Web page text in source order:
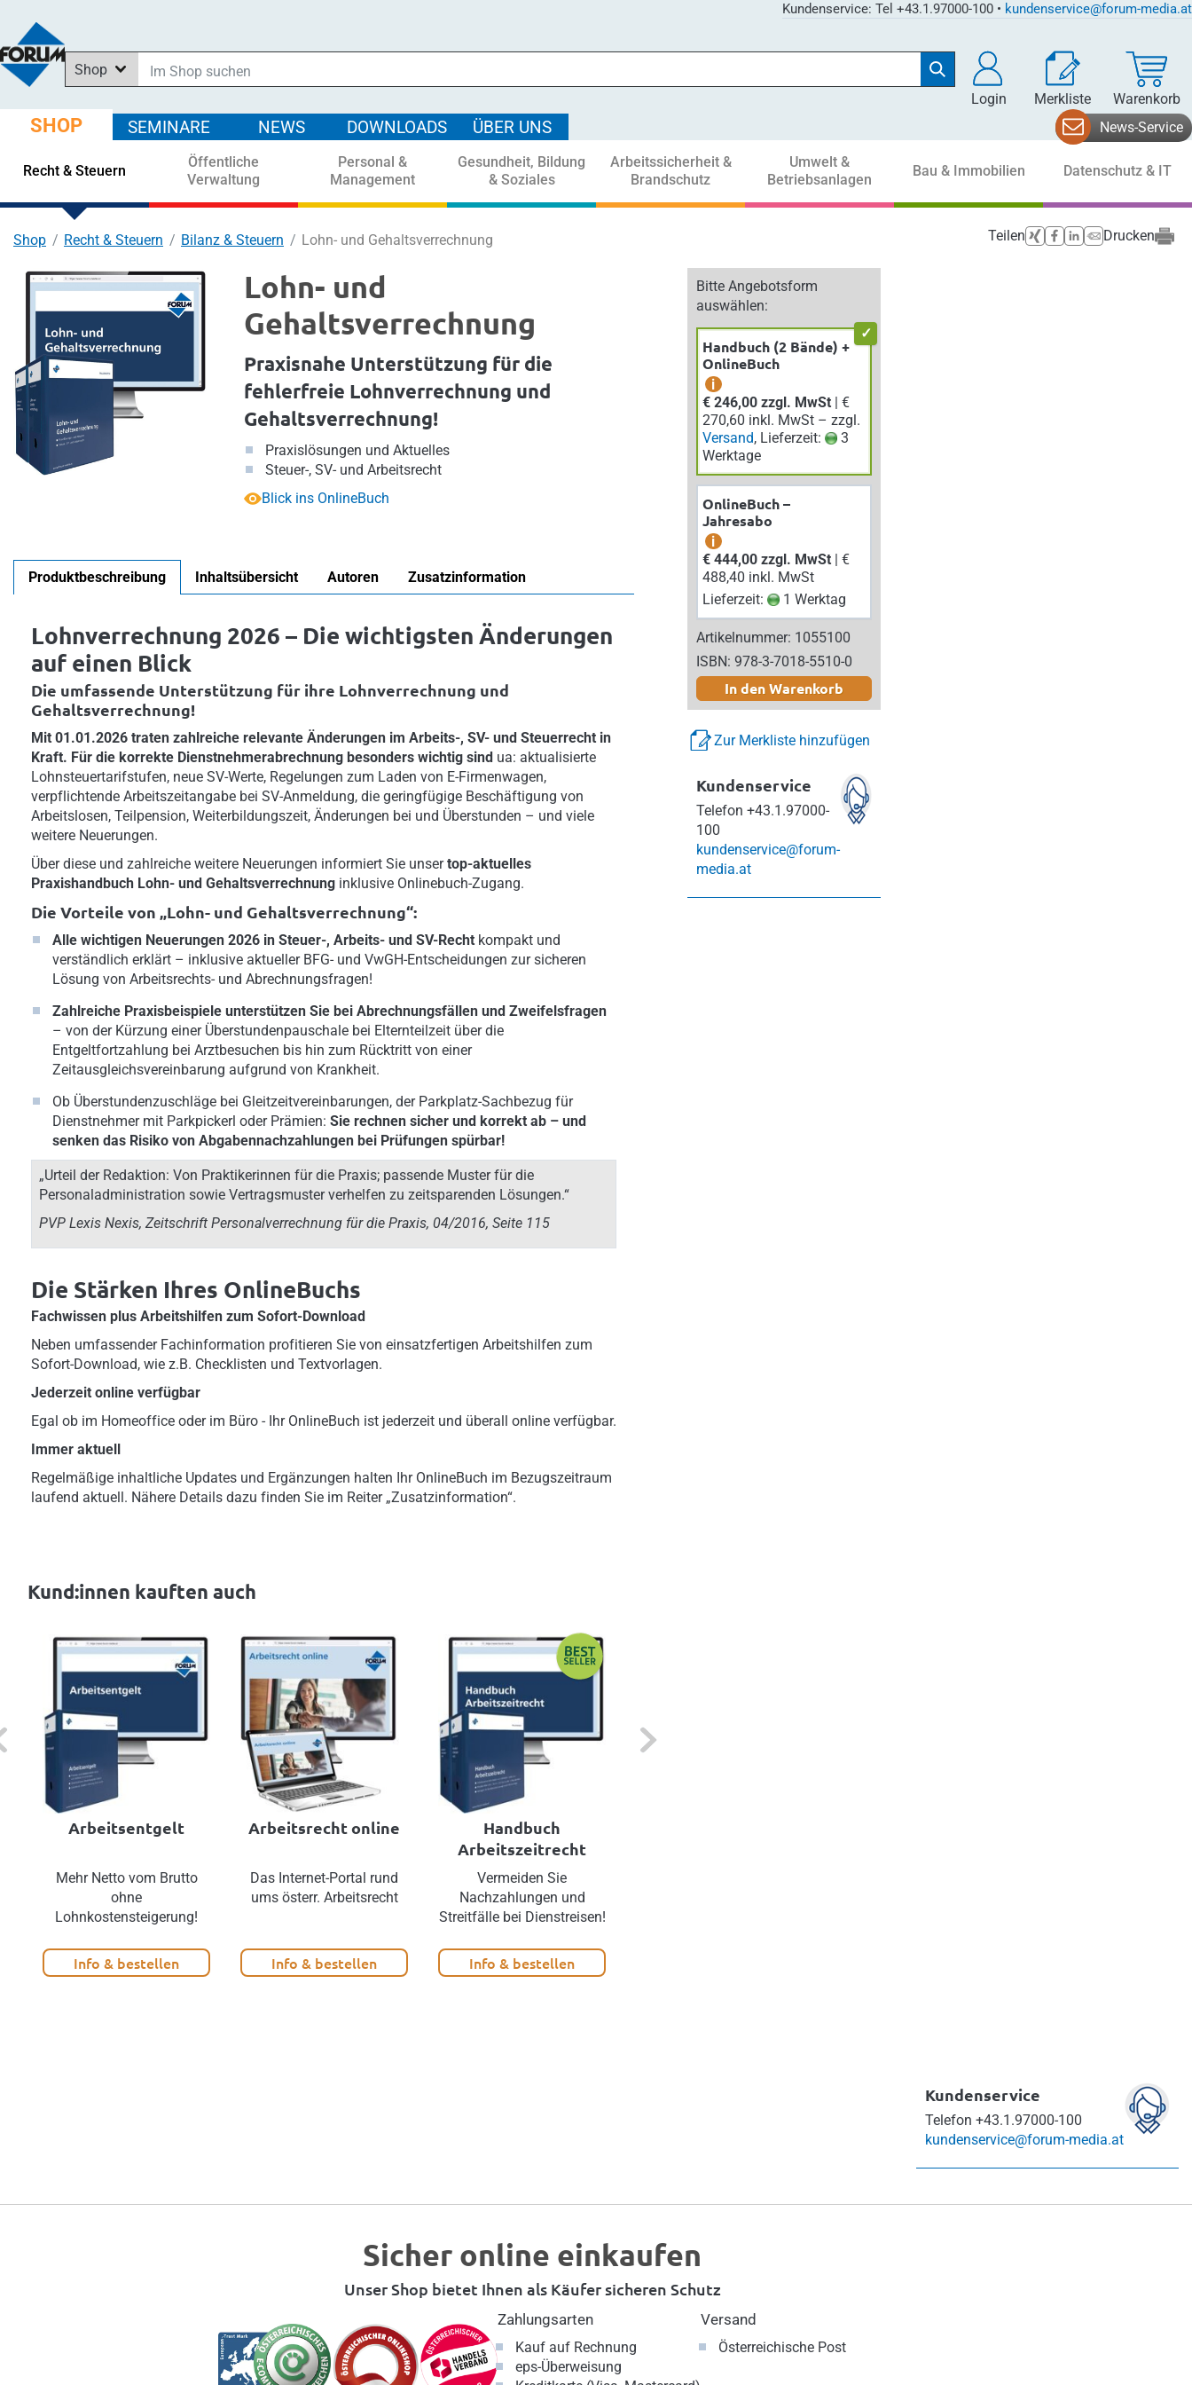
Kundenservice: Tel +43.1.97000-100 • kundenservice@forum-media.at
Shop
In News suchen
In Downloads suchen
In Seminaren suchen
Login Merkliste Warenkorb
SHOP SEMINARE NEWS DOWNLOADS ÜBER UNS News-Service
Recht & Steuern
Öffentliche
Verwaltung
Personal &
Management
Gesundheit, Bildung
& Soziales
Arbeitssicherheit &
Brandschutz
Umwelt &
Betriebsanlagen
Bau & Immobilien Datenschutz & IT
Shop Recht & Steuern Bilanz & Steuern Lohn- und Gehaltsverrechnung
Lohn- und
Gehaltsverrechnung
Praxisnahe Unterstützung für die
fehlerfreie Lohnverrechnung und
Gehaltsverrechnung!
Praxislösungen und Aktuelles
Steuer-, SV- und Arbeitsrecht
Blick ins OnlineBuch
Bitte Angebotsform
auswählen:
Handbuch (2 Bände) +
OnlineBuch
i
€ 246,00 zzgl. MwSt | €
270,60 inkl. MwSt – zzgl.
Versand, Lieferzeit:
3
Werktage
OnlineBuch –
Jahresabo
i
€ 444,00 zzgl. MwSt | €
488,40 inkl. MwSt
Lieferzeit:
1 Werktag
Artikelnummer: 1055100
ISBN: 978-3-7018-5510-0
In den Warenkorb
Zur Merkliste hinzufügen
Kundenservice
Telefon +43.1.97000-
100
kundenservice@forum-
media.at
Produktbeschreibung Inhaltsübersicht Autoren Zusatzinformation
Lohnverrechnung 2026 – Die wichtigsten Änderungen
auf einen Blick
Die umfassende Unterstützung für ihre Lohnverrechnung und
Gehaltsverrechnung!
Mit 01.01.2026 traten zahlreiche relevante Änderungen im Arbeits-, SV- und Steuerrecht in
Kraft. Für die korrekte Dienstnehmerabrechnung besonders wichtig sind ua: aktualisierte
Lohnsteuertarifstufen, neue SV-Werte, Regelungen zum Laden von E-Firmenwagen,
verpflichtende Arbeitszeitangabe bei SV-Anmeldung, die geringfügige Beschäftigung von
Arbeitslosen, Teilpension, Weiterbildungszeit, Änderungen bei und Überstunden – und viele
weitere Neuerungen.
Über diese und zahlreiche weitere Neuerungen informiert Sie unsertop-aktuelles
Praxishandbuch Lohn- und Gehaltsverrechnung inklusive Onlinebuch-Zugang.
Die Vorteile von „Lohn- und Gehaltsverrechnung“:
Alle wichtigen Neuerungen 2026 in Steuer-, Arbeits- und SV-Recht kompakt und
verständlich erklärt – inklusive aktueller BFG- und VwGH-Entscheidungen zur sicheren
Lösung von Arbeitsrechts- und Abrechnungsfragen!
Zahlreiche Praxisbeispiele unterstützen Sie bei Abrechnungsfällen und Zweifelsfragen
– von der Kürzung einer Überstundenpauschale bei Elternteilzeit über die
Entgeltfortzahlung bei Arztbesuchen bis hin zum Rücktritt von einer
Zeitausgleichsvereinbarung aufgrund von Krankheit.
Ob Überstundenzuschläge bei Gleitzeitvereinbarungen, der Parkplatz-Sachbezug für
Dienstnehmer mit Parkpickerl oder Prämien: Sie rechnen sicher und korrekt ab – und
senken das Risiko von Abgabennachzahlungen bei Prüfungen spürbar!
„Urteil der Redaktion: Von Praktikerinnen für die Praxis; passende Muster für die
Personaladministration sowie Vertragsmuster verhelfen zu zeitsparenden Lösungen.“
PVP Lexis Nexis, Zeitschrift Personalverrechnung für die Praxis, 04/2016, Seite 115
Die Stärken Ihres OnlineBuchs
Fachwissen plus Arbeitshilfen zum Sofort-Download
Neben umfassender Fachinformation profitieren Sie von einsatzfertigen Arbeitshilfen zum
Sofort-Download, wie z.B. Checklisten und Textvorlagen.
Jederzeit online verfügbar
Egal ob im Homeoffice oder im Büro - Ihr OnlineBuch ist jederzeit und überall online verfügbar.
Immer aktuell
Regelmäßige inhaltliche Updates und Ergänzungen halten Ihr OnlineBuch im Bezugszeitraum
laufend aktuell. Nähere Details dazu finden Sie im Reiter „Zusatzinformation“.
Kund:innen kauften auch
Next
Arbeitsentgelt
Mehr Netto vom Brutto
ohne
Lohnkostensteigerung!
Info & bestellen
Arbeitsrecht online
Das Internet-Portal rund
ums österr. Arbeitsrecht
Info & bestellen
Handbuch
Arbeitszeitrecht
Vermeiden Sie
Nachzahlungen und
Streitfälle bei Dienstreisen!
Info & bestellen
Teilen Drucken
Kundenservice
Telefon +43.1.97000-100
kundenservice@forum-media.at
Sicher online einkaufen
Unser Shop bietet Ihnen als Käufer sicheren Schutz
Zahlungsarten
Kauf auf Rechnung
eps-Überweisung
Versand
Österreichische Post